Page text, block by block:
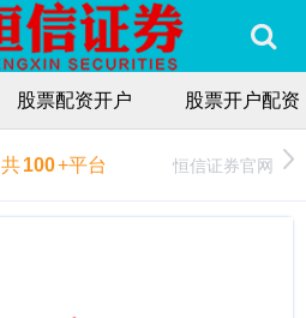
股票配资开户 股票开户配资
共100+平台 恒信证券官网